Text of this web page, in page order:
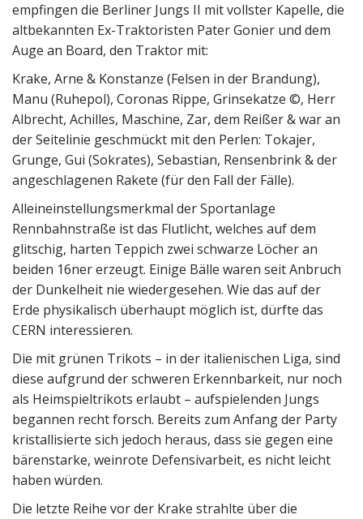
empfingen die Berliner Jungs II mit vollster Kapelle, die
altbekannten Ex-Traktoristen Pater Gonier und dem
Auge an Board, den Traktor mit:
Krake, Arne & Konstanze (Felsen in der Brandung),
Manu (Ruhepol), Coronas Rippe, Grinsekatze ©, Herr
Albrecht, Achilles, Maschine, Zar, dem Reißer & war an
der Seitelinie geschmückt mit den Perlen: Tokajer,
Grunge, Gui (Sokrates), Sebastian, Rensenbrink & der
angeschlagenen Rakete (für den Fall der Fälle).
Alleineinstellungsmerkmal der Sportanlage
Rennbahnstraße ist das Flutlicht, welches auf dem
glitschig, harten Teppich zwei schwarze Löcher an
beiden 16ner erzeugt. Einige Bälle waren seit Anbruch
der Dunkelheit nie wiedergesehen. Wie das auf der
Erde physikalisch überhaupt möglich ist, dürfte das
CERN interessieren.
Die mit grünen Trikots – in der italienischen Liga, sind
diese aufgrund der schweren Erkennbarkeit, nur noch
als Heimspieltrikots erlaubt – aufspielenden Jungs
begannen recht forsch. Bereits zum Anfang der Party
kristallisierte sich jedoch heraus, dass sie gegen eine
bärenstarke, weinrote Defensivarbeit, es nicht leicht
haben würden.
Die letzte Reihe vor der Krake strahlte über die